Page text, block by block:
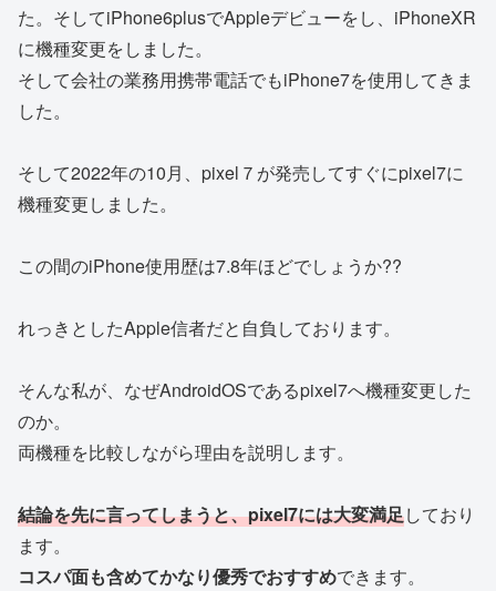
た。そしてiPhone6plusでAppleデビューをし、iPhoneXR
に機種変更をしました。
そして会社の業務用携帯電話でもiPhone7を使用してきま
した。
そして2022年の10月、pixel７が発売してすぐにpixel7に
機種変更しました。
この間のiPhone使用歴は7.8年ほどでしょうか??
れっきとしたApple信者だと自負しております。
そんな私が、なぜAndroidOSであるpixel7へ機種変更した
のか。
両機種を比較しながら理由を説明します。
結論を先に言ってしまうと、pixel7には大変満足しており
ます。
コスパ面も含めてかなり優秀でおすすめできます。